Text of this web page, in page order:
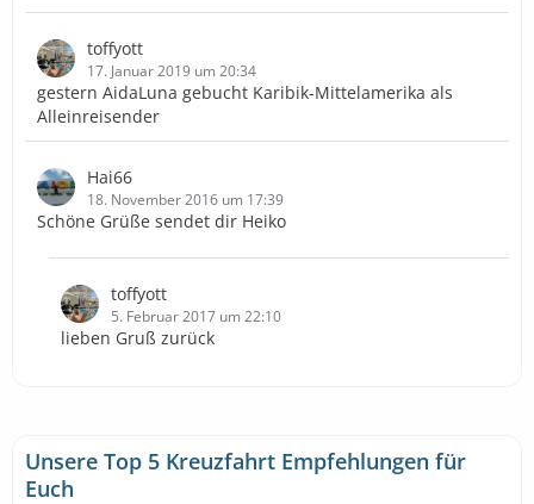
toffyott
17. Januar 2019 um 20:34
gestern AidaLuna gebucht Karibik-Mittelamerika als
Alleinreisender
Hai66
18. November 2016 um 17:39
Schöne Grüße sendet dir Heiko
toffyott
5. Februar 2017 um 22:10
lieben Gruß zurück
Unsere Top 5 Kreuzfahrt Empfehlungen für
Euch